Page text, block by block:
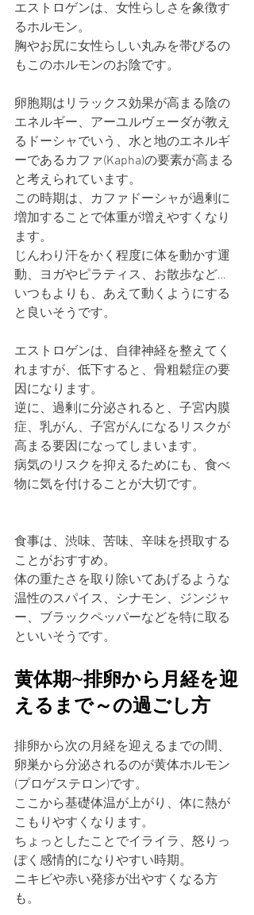
エストロゲンは、女性らしさを象徴す
るホルモン。
胸やお尻に女性らしい丸みを帯びるの
もこのホルモンのお陰です。
卵胞期はリラックス効果が高まる陰の
エネルギー、アーユルヴェーダが教え
るドーシャでいう、水と地のエネルギ
ーであるカファ(Kapha)の要素が高まる
と考えられています。
この時期は、カファドーシャが過剰に
増加することで体重が増えやすくなり
ます。
じんわり汗をかく程度に体を動かす運
動、ヨガやピラティス、お散歩など…
いつもよりも、あえて動くようにする
と良いそうです。
エストロゲンは、自律神経を整えてく
れますが、低下すると、骨粗鬆症の要
因になります。
逆に、過剰に分泌されると、子宮内膜
症、乳がん、子宮がんになるリスクが
高まる要因になってしまいます。
病気のリスクを抑えるためにも、食べ
物に気を付けることが大切です。
食事は、渋味、苦味、辛味を摂取する
ことがおすすめ。
体の重たさを取り除いてあげるような
温性のスパイス、シナモン、ジンジャ
ー、ブラックペッパーなどを特に取る
といいそうです。
黄体期~排卵から月経を迎
えるまで～の過ごし方
排卵から次の月経を迎えるまでの間、
卵巣から分泌されるのが黄体ホルモン
(プロゲステロン)です。
ここから基礎体温が上がり、体に熱が
こもりやすくなります。
ちょっとしたことでイライラ、怒りっ
ぽく感情的になりやすい時期。
ニキビや赤い発疹が出やすくなる方
も。